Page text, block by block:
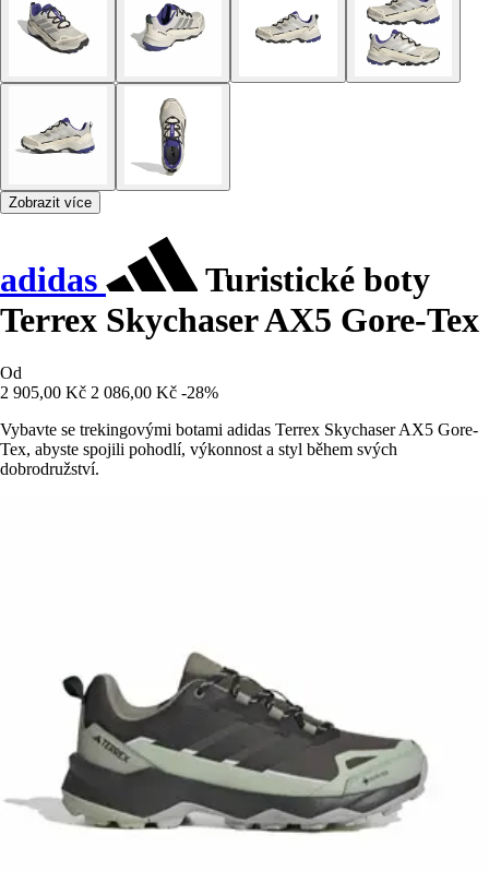
Zobrazit více
adidas
Turistické boty
Terrex Skychaser AX5 Gore-Tex
Od
2 905,00 Kč 2 086,00 Kč -28%
Vybavte se trekingovými botami adidas Terrex Skychaser AX5 Gore-
Tex, abyste spojili pohodlí, výkonnost a styl během svých
dobrodružství.